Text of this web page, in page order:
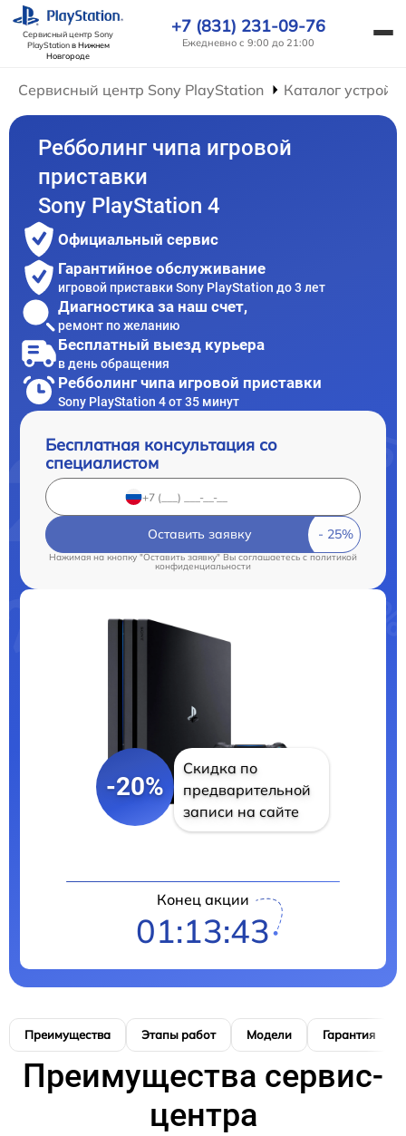
Сервисный центр Sony
PlayStationв Нижнем
Новгороде
+7 (831) 231-09-76
Ежедневно с 9:00 до 21:00
Сервисный центр Sony PlayStation Каталог
Ребболинг чипа игровой
приставки
Sony PlayStation 4
Официальный сервис
Гарантийное обслуживание
игровой приставки Sony PlayStation до 3 лет
Диагностика за наш счет,
ремонт по желанию
Бесплатный выезд курьера
в день обращения
Ребболинг чипа игровой приставки
Sony PlayStation 4 от 35 минут
Бесплатная консультация со
специалистом
Оставить заявку
Нажимая на кнопку "Оставить заявку" Вы соглашаетесь cполитикой
конфиденциальности
-20%
Скидка по
предварительной
записи на сайте
Конец акции
01:13:42
Преимущества Этапы работ Модели Гарантия
Преимущества сервис-
центра